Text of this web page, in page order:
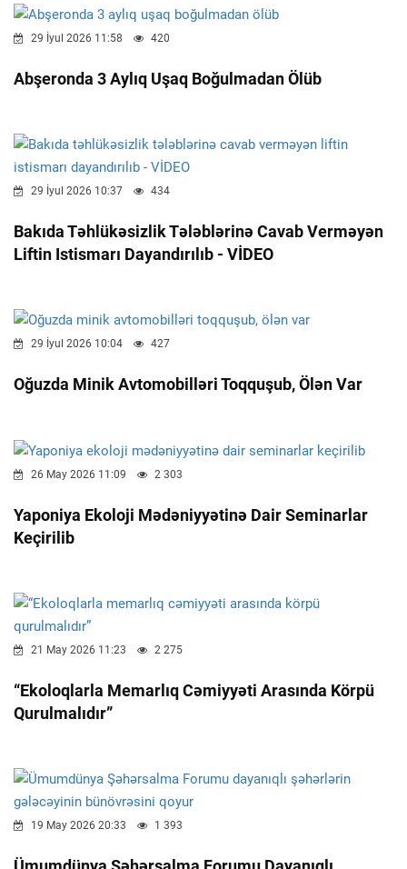
29 İyul 2026 11:58 420
Abşeronda 3 Aylıq Uşaq Boğulmadan Ölüb
29 İyul 2026 10:37 434
Bakıda Təhlükəsizlik Tələblərinə Cavab Verməyən
Liftin Istismarı Dayandırılıb - VİDEO
29 İyul 2026 10:04 427
Oğuzda Minik Avtomobilləri Toqquşub, Ölən Var
26 May 2026 11:09 2 303
Yaponiya Ekoloji Mədəniyyətinə Dair Seminarlar
Keçirilib
21 May 2026 11:23 2 275
“Ekoloqlarla Memarlıq Cəmiyyəti Arasında Körpü
Qurulmalıdır”
19 May 2026 20:33 1 393